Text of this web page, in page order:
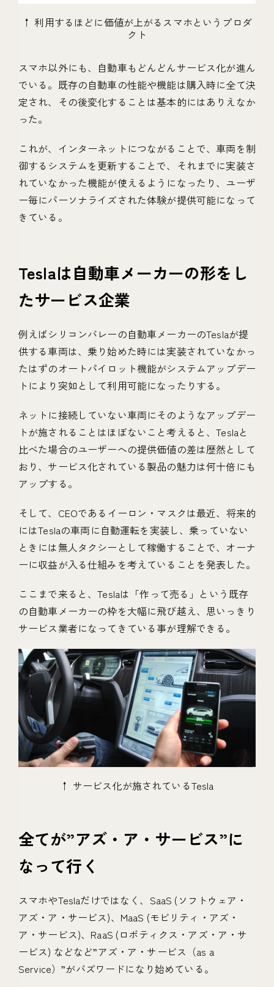
↑ 利用するほどに価値が上がるスマホというプロダ
クト
スマホ以外にも、自動車もどんどんサービス化が進ん
でいる。既存の自動車の性能や機能は購入時に全て決
定され、その後変化することは基本的にはありえなか
った。
これが、インターネットにつながることで、車両を制
御するシステムを更新することで、それまでに実装さ
れていなかった機能が使えるようになったり、ユーザ
ー毎にパーソナライズされた体験が提供可能になって
きている。
Teslaは自動車メーカーの形をし
たサービス企業
例えばシリコンバレーの自動車メーカーのTeslaが提
供する車両は、乗り始めた時には実装されていなかっ
たはずのオートパイロット機能がシステムアップデー
トにより突如として利用可能になったりする。
ネットに接続していない車両にそのようなアップデー
トが施されることはほぼないこと考えると、Teslaと
比べた場合のユーザーへの提供価値の差は歴然として
おり、サービス化されている製品の魅力は何十倍にも
アップする。
そして、CEOであるイーロン・マスクは最近、将来的
にはTeslaの車両に自動運転を実装し、乗っていない
ときには無人タクシーとして稼働することで、オーナ
ーに収益が入る仕組みを考えていることを発表した。
ここまで来ると、Teslaは「作って売る」という既存
の自動車メーカーの枠を大幅に飛び越え、思いっきり
サービス業者になってきている事が理解できる。
↑ サービス化が施されているTesla
全てが”アズ・ア・サービス”に
なって行く
スマホやTeslaだけではなく、SaaS (ソフトウェア・
アズ・ア・サービス)、MaaS (モビリティ・アズ・
ア・サービス)、RaaS (ロボティクス・アズ・ア・サ
ービス) などなど”アズ・ア・サービス（as a
Service）”がバズワードになり始めている。